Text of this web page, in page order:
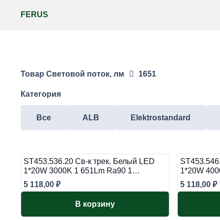
FERUS
Товар Световой поток, лм 1651
Категория
Все ALB Elektrostandard
ST453.536.20 Св-к трек. Белый LED
1*20W 3000K 1 651Lm Ra90 1…
5 118,00 ₽
В корзину
1*20W
5 118,00 ₽